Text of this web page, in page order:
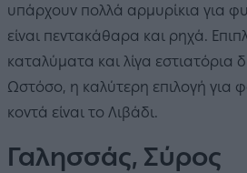
υπάρχουν πολλά αρμυρίκια για
είναι πεντακάθαρα και ρηχά.
καταλύματα και λίγα εστιατόρια
Ωστόσο, η καλύτερη επιλογή για
κοντά είναι το Λιβάδι.
Γαλησσάς, Σύρος